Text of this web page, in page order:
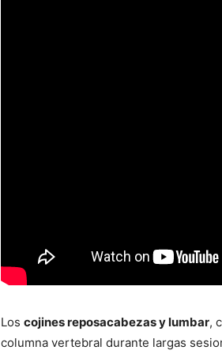
Los cojines reposacabezas y lumbar,
columna vertebral durante largas